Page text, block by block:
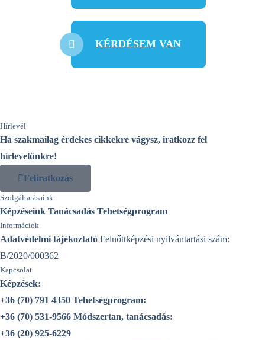
KÉRDÉSEM VAN
Hírlevél
Ha szakmailag érdekes cikkekre vágysz, iratkozz fel
hírlevelünkre!
Feliratkozás
Szolgáltatásaink
Képzéseink Tanácsadás Tehetségprogram
Információk
Adatvédelmi tájékoztató Felnőttképzési nyilvántartási szám:
B/2020/000362
Kapcsolat
Képzések:
+36 (70) 791 4350 Tehetségprogram:
+36 (70) 531-9566 Módszertan, tanácsadás:
+36 (20) 925-6229